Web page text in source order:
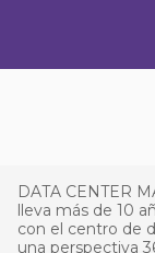
DATA CENTER
lleva más de 10
con el centro de
una perspectiva